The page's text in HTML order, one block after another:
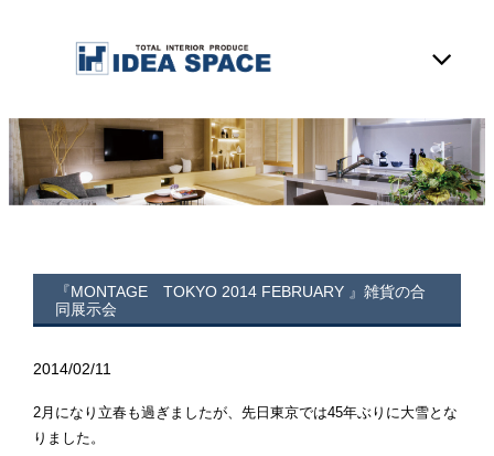
『MONTAGE TOKYO 2014 FEBRUARY 』雑貨の合
同展示会
2014/02/11
2月になり立春も過ぎましたが、先日東京では45年ぶりに大雪とな
りました。